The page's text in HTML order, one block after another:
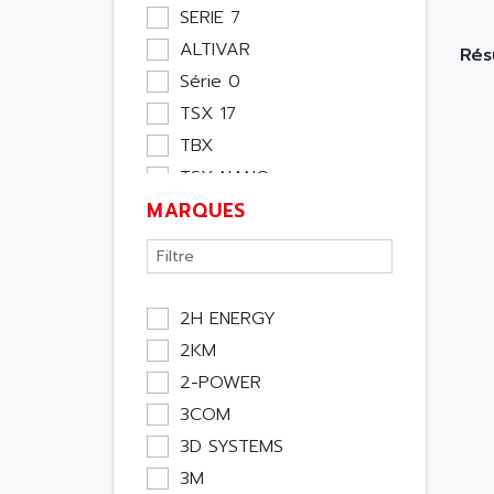
Pupitre Opérateur
Rack
Etude
Software
Variateur
Actif
Consommable
Energie
Optoélectronique
Passif
Bureau
Emballage
Informatique
SERIE 7
ALTIVAR
Série 0
TSX 17
TBX
TSX NANO
TSX PREMIUM
ASI
APRIL 5000
XUD
TSX MICRO
MAGELIS
TCCX
CCX17
TELEFAST
MARQUES
2H ENERGY
2KM
2-POWER
3COM
3D SYSTEMS
3M